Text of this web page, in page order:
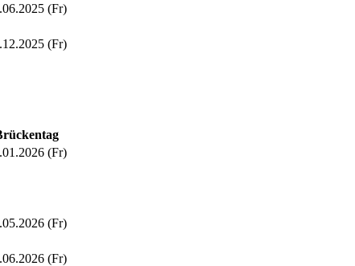
(Fr)
(Fr)
(Fr)
(Fr)
(Fr)